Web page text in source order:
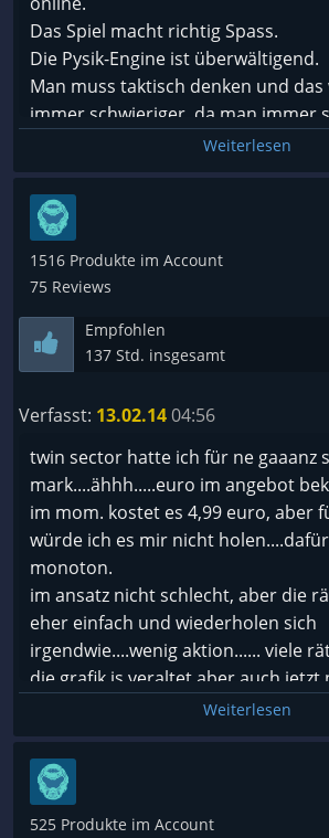
Das Spiel macht richtig Spass.
Die Pysik-Engine ist überwältigend.
Man muss taktisch denken und
immer schwieriger, da man immer
Die Grafik ist gut, die Spielidee
Die Geschichte ist umfangreicht und
vielversprechend.
Ich kann das Spiel nur empfehlen.
Wer sich einen Eindruck machen
Weiterlesen
1516 Produkte im Account
75 Reviews
Empfohlen
137 Std. insgesamt
Verfasst: 13.02.1404:56
twin sector hatte ich für ne gaaanz
mark....ähhh.....euro im angebot
im mom. kostet es 4,99 euro, aber
würde ich es mir nicht
monoton.
im ansatz nicht schlecht, aber die
eher einfach und wiederholen sich
irgendwie....wenig aktion...... viele
die grafik is veraltet aber auch jetzt
schlecht. es fehlt mir
aber dafür isses komplett auf
gefallen hat.
für 2 euro weniger, speche ich eine
rätzel-anfänger, aus. ;)
Weiterlesen
525 Produkte im Account